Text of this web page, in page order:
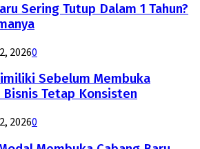
Sering Tutup Dalam 1 Tahun?
20260
Sebelum Membuka
Bisnis Tetap Konsisten
20260